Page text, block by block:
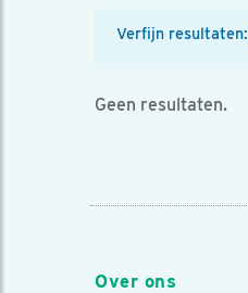
Verfijn resultaten:
Geen resultaten.
Over ons